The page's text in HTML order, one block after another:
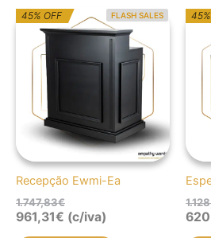
FLASH SALES
45% OFF
Recepção Ewmi-Ea
1.747,83€
O
preço
original
1.747,83€.
O
preço
atual
961,31€.
961,31€ (c/iva)